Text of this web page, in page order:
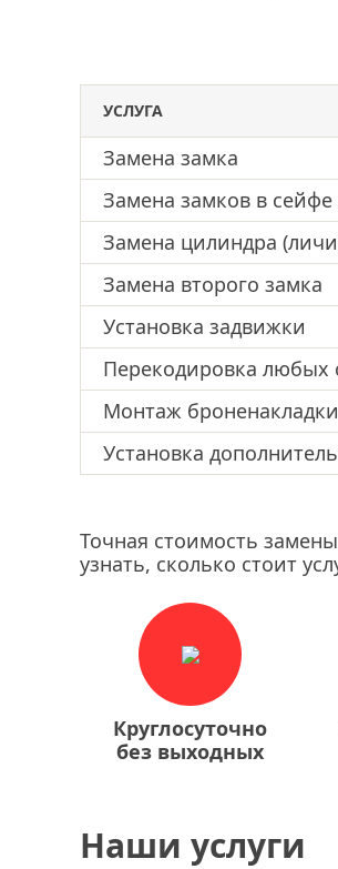
УСЛУГА
Замена замка
Замена замков в
Замена цилиндра
Замена второго замка
Установка задвижки
Перекодировка любых
Монтаж броненакладки
Установка
Точная стоимость
узнать, сколько стоит
Круглосуточно
без выходных
Наши услуги